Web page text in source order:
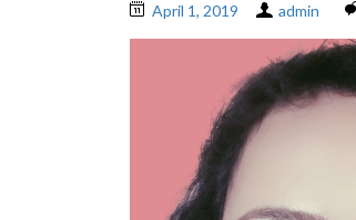
April 1, 2019 admin